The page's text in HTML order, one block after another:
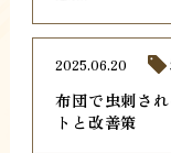
布団で虫刺さ
トと改善策
2025.06.20